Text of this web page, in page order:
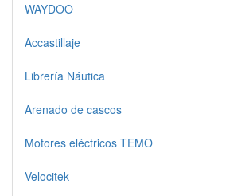
WAYDOO
Accastillaje
Librería Náutica
Arenado de cascos
Motores eléctricos TEMO
Velocitek